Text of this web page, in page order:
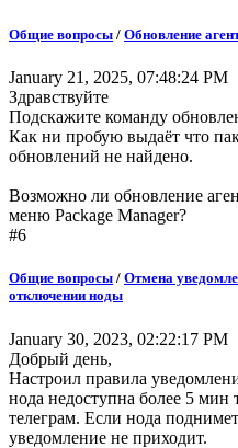
Общие вопросы / Обновление
January 21, 2025, 07:48:24 PM
Здравствуйте
Подскажите команду
Как ни пробую выдаёт что
обновлений не найдено.
Возможно ли обновление
меню Package Manager?
#6
Общие вопросы / Отмена
отключении ноды
January 30, 2023, 02:22:17 PM
Добрый день,
Настроил правила
нода недоступна более 5 мин
телеграм. Если нода
уведомление не приходит.